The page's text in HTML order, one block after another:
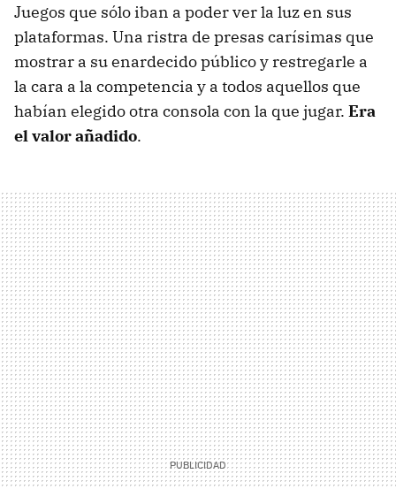
Juegos que sólo iban a poder ver la luz en sus
plataformas. Una ristra de presas carísimas que
mostrar a su enardecido público y restregarle a
la cara a la competencia y a todos aquellos que
habían elegido otra consola con la que jugar. Era
el valor añadido.